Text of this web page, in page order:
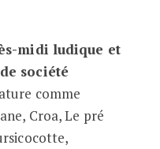
midi ludique et
société
comme
Croa, Le pré